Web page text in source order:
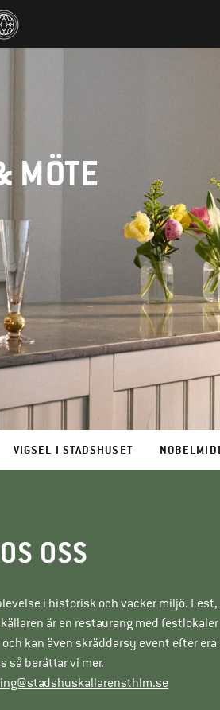
MÖTE
VIGSEL I STADSHUSET
OSS
i historisk och vacker miljö.
är en restaurang med
kan även skräddarsy event efter era
så berättar vi mer.